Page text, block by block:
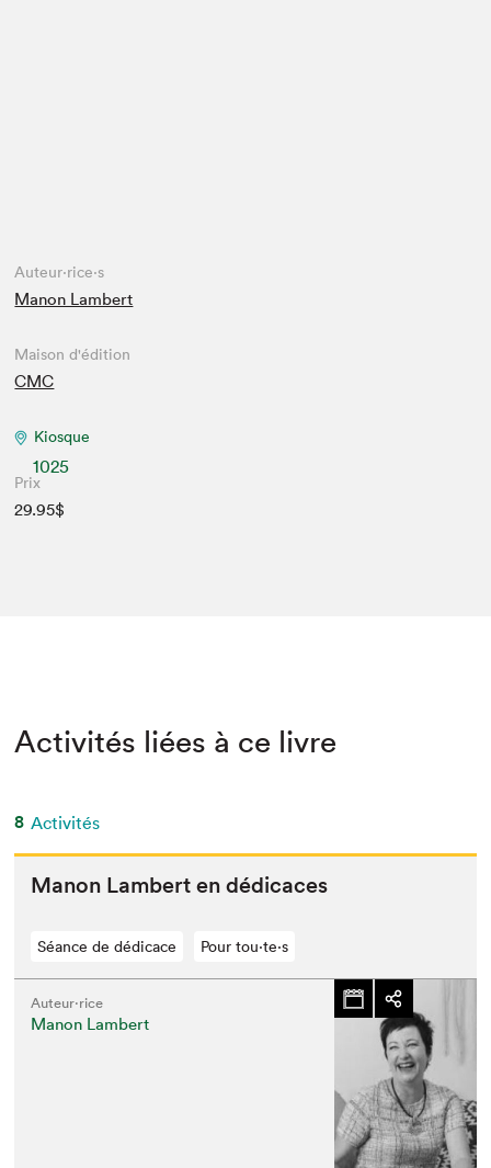
Auteur·rice·s
Manon Lambert
Maison d'édition
CMC
Kiosque
1025
Prix
29.95$
Activités liées à ce livre
8 Activités
Manon Lam­bert en dédicaces
Séance de dédicace Pour tou⋅te⋅s
Auteur·rice
Manon Lambert